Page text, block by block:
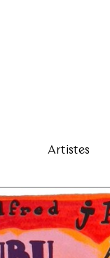
Artistes